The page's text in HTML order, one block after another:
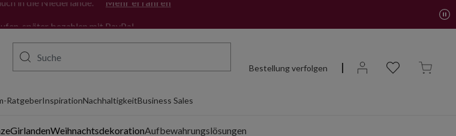
Bestellung verfolgen
RatgeberInspirationNachhaltigkeitBusiness Sales
GirlandenWeihnachtsdekorationAufbewahrungslösungen